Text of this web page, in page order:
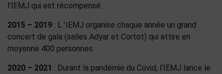
l’IEMJ qui est récompensé.
2015 – 2019 : L ’IEMJ organise chaque année un grand
concert de gala (salles Adyar et Cortot) qui attire en
moyenne 400 personnes.
2020 – 2021 : Durant la pandémie du Covid, l’IEMJ lance le